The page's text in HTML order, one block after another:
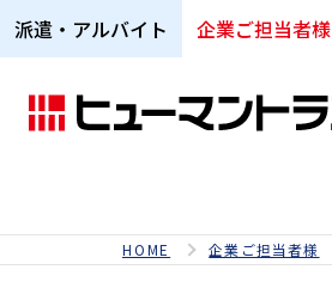
派遣・アルバイト 企業ご担当者様
HOME 企業ご担当者様